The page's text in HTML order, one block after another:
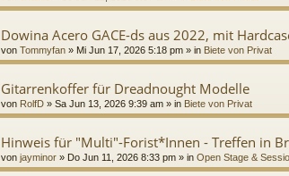
Dowina Acero GACE-ds aus 2022, mit
von Tommyfan » Mi Jun 17, 2026 5:18 pm » in Biete von Privat
Gitarrenkoffer für Dreadnought Modelle
von RolfD » Sa Jun 13, 2026 9:39 am » in Biete von Privat
Hinweis für "Multi"-Forist*Innen - Treffen in
von jayminor » Do Jun 11, 2026 8:33 pm » in Open Stage &